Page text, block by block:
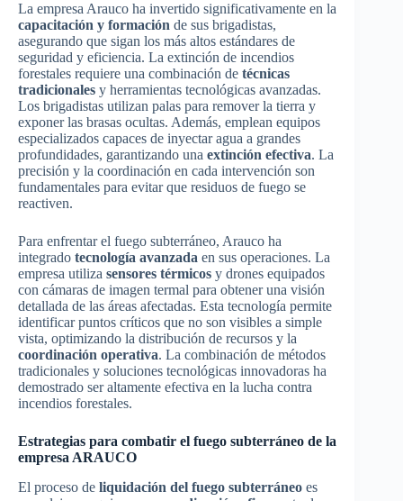
La empresa Arauco ha invertido significativamente en la
capacitación y formación de sus brigadistas,
asegurando que sigan los más altos estándares de
seguridad y eficiencia. La extinción de incendios
forestales requiere una combinación de técnicas
tradicionales y herramientas tecnológicas avanzadas.
Los brigadistas utilizan palas para remover la tierra y
exponer las brasas ocultas. Además, emplean equipos
especializados capaces de inyectar agua a grandes
profundidades, garantizando una extinción efectiva. La
precisión y la coordinación en cada intervención son
fundamentales para evitar que residuos de fuego se
reactiven.
Para enfrentar el fuego subterráneo, Arauco ha
integrado tecnología avanzada en sus operaciones. La
empresa utiliza sensores térmicos y drones equipados
con cámaras de imagen termal para obtener una visión
detallada de las áreas afectadas. Esta tecnología permite
identificar puntos críticos que no son visibles a simple
vista, optimizando la distribución de recursos y la
coordinación operativa. La combinación de métodos
tradicionales y soluciones tecnológicas innovadoras ha
demostrado ser altamente efectiva en la lucha contra
incendios forestales.
Estrategias para combatir el fuego subterráneo de la
empresa ARAUCO
El proceso de liquidación del fuego subterráneo es